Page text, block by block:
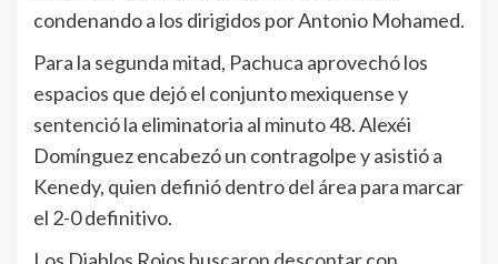
condenando a los dirigidos por Antonio Mohamed.
Para la segunda mitad, Pachuca aprovechó los
espacios que dejó el conjunto mexiquense y
sentenció la eliminatoria al minuto 48. Alexéi
Domínguez encabezó un contragolpe y asistió a
Kenedy, quien definió dentro del área para marcar
el 2-0 definitivo.
Los Diablos Rojos buscaron descontar con